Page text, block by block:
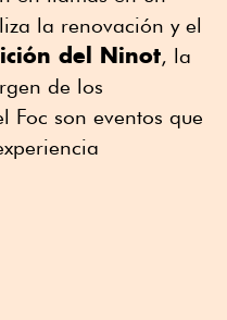
la renovación y el
del Ninot, la
de los
Foc son eventos que